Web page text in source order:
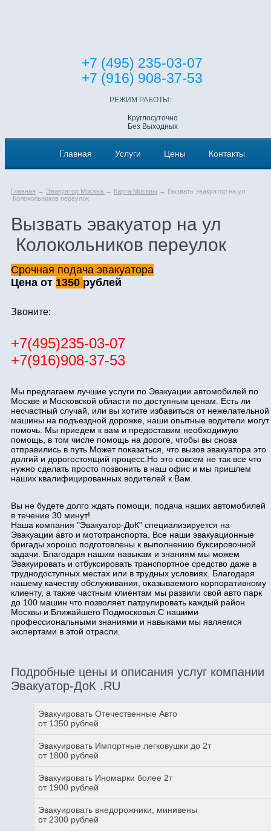
+7 (495) 235-03-07
+7 (916) 908-37-53
РЕЖИМ РАБОТЫ:
Круглосуточно
Без Выходных
Главная Услуги Цены Контакты
Главная → Эвакуатор Москва → Карта Москвы → Вызвать эвакуатор на ул
Колокольников переулок
Вызвать эвакуатор на ул
Колокольников переулок
Срочная подача эвакуатора
Цена от 1350 рублей
Звоните:
+7(495)235-03-07
+7(916)908-37-53
Мы предлагаем лучшие услуги по Эвакуации автомобилей по
Москве и Московской области по доступным ценам. Есть ли
несчастный случай, или вы хотите избавиться от нежелательной
машины на подъездной дорожке, наши опытные водители могут
помочь. Мы приедем к вам и предоставим необходимую
помощь, в том числе помощь на дороге, чтобы вы снова
отправились в путь.Может показаться, что вызов эвакуатора это
долгий и дорогостоящий процесс.Но это совсем не так все что
нужно сделать просто позвонить в наш офис и мы пришлем
наших квалифицированных водителей к Вам.
Вы не будете долго ждать помощи, подача наших автомобилей
в течение 30 минут!
Наша компания "Эвакуатор-ДоК" специализируется на
Эвакуации авто и мототранспорта. Все наши эвакуационные
бригады хорошо подготовлены к выполнению буксировочной
задачи. Благодаря нашим навыкам и знаниям мы можем
Эвакуировать и отбуксировать транспортное средство даже в
труднодоступных местах или в трудных условиях. Благодаря
нашему качеству обслуживания, оказываемого корпоративному
клиенту, а также частным клиентам мы развили свой авто парк
до 100 машин что позволяет патрулировать каждый район
Москвы и Ближайшего Подмосковья.С нашими
профессиональными знаниями и навыками мы являемся
экспертами в этой отрасли.
Подробные цены и описания услуг компании
Эвакуатор-ДоК .RU
Эвакуировать Отечественные Авто
от 1350 рублей
Эвакуировать Импортные легковушки до 2т
от 1800 рублей
Эвакуировать Иномарки более 2т
от 1900 рублей
Эвакуировать внедорожники, минивены
от 2300 рублей